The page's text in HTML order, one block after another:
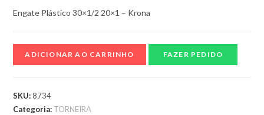
Engate Plástico 30×1/2 20×1 – Krona
ADICIONAR AO CARRINHO FAZER PEDIDO
SKU:8734
Categoria: TORNEIRA